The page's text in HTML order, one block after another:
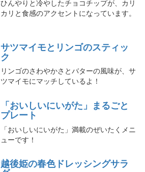
ひんやりと冷やしたチョコチップが、カリ
カリと食感のアクセントになっています。
サツマイモとリンゴのスティッ
ク
リンゴのさわやかさとバターの風味が、サ
ツマイモにマッチしているよ！
「おいしいにいがた」まるごと
プレート
「おいしいにいがた」満載のぜいたくメニ
ューです！
越後姫の春色ドレッシングサラ